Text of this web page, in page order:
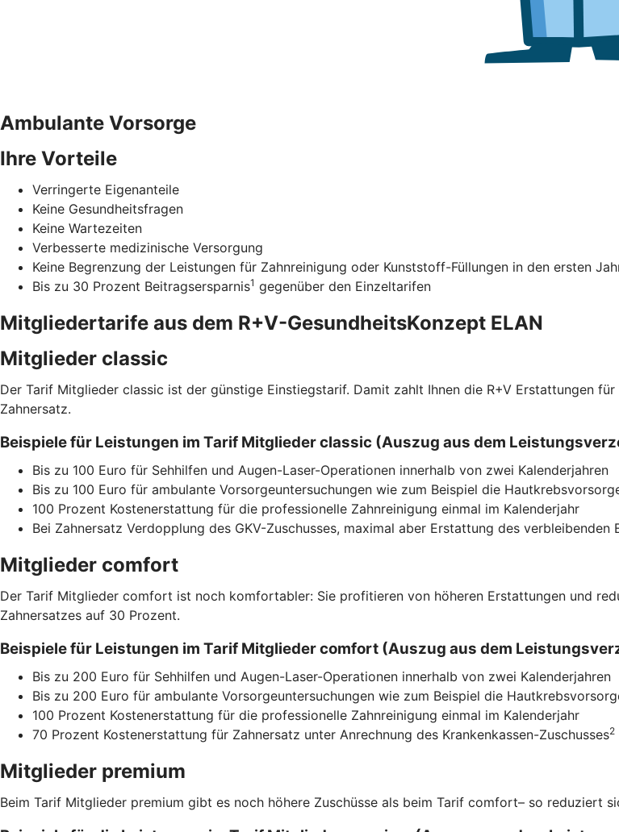
Ambulante Vorsorge
Ihre Vorteile
Verringerte Eigenanteile
Keine Gesundheitsfragen
Keine Wartezeiten
Verbesserte medizinische Versorgung
Keine Begrenzung der Leistungen für Zahnreinigung oder Kunststoff-Füllungen in den ersten
Bis zu 30 Prozent Beitragsersparnis1 gegenüber den Einzeltarifen
Mitgliedertarife aus dem R+V-GesundheitsKonzept ELAN
Mitglieder classic
Der Tarif Mitglieder classic ist der günstige Einstiegstarif. Damit zahlt Ihnen die R+V Erstattungen
Zahnersatz.
Beispiele für Leistungen im Tarif Mitglieder classic (Auszug aus dem
Bis zu 100 Euro für Sehhilfen und Augen-Laser-Operationen innerhalb von zwei Kalenderjahren
Bis zu 100 Euro für ambulante Vorsorgeuntersuchungen wie zum Beispiel die
100 Prozent Kostenerstattung für die professionelle Zahnreinigung einmal im Kalenderjahr
Bei Zahnersatz Verdopplung des GKV-Zuschusses, maximal aber Erstattung des verbleibenden
Mitglieder comfort
Der Tarif Mitglieder comfort ist noch komfortabler: Sie profitieren von höheren Erstattungen und
Zahnersatzes auf 30 Prozent.
Beispiele für Leistungen im Tarif Mitglieder comfort (Auszug aus dem
Bis zu 200 Euro für Sehhilfen und Augen-Laser-Operationen innerhalb von zwei Kalenderjahren
Bis zu 200 Euro für ambulante Vorsorgeuntersuchungen wie zum Beispiel die
100 Prozent Kostenerstattung für die professionelle Zahnreinigung einmal im Kalenderjahr
70 Prozent Kostenerstattung für Zahnersatz unter Anrechnung des Krankenkassen-Zuschusses2
Mitglieder premium
Beim Tarif Mitglieder premium gibt es noch höhere Zuschüsse als beim Tarif comfort– so reduziert